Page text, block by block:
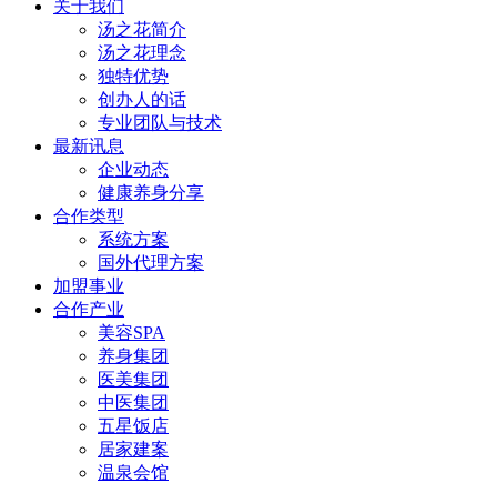
关于我们
汤之花简介
汤之花理念
独特优势
创办人的话
专业团队与技术
最新讯息
企业动态
健康养身分享
合作类型
系统方案
国外代理方案
加盟事业
合作产业
美容SPA
养身集团
医美集团
中医集团
五星饭店
居家建案
温泉会馆